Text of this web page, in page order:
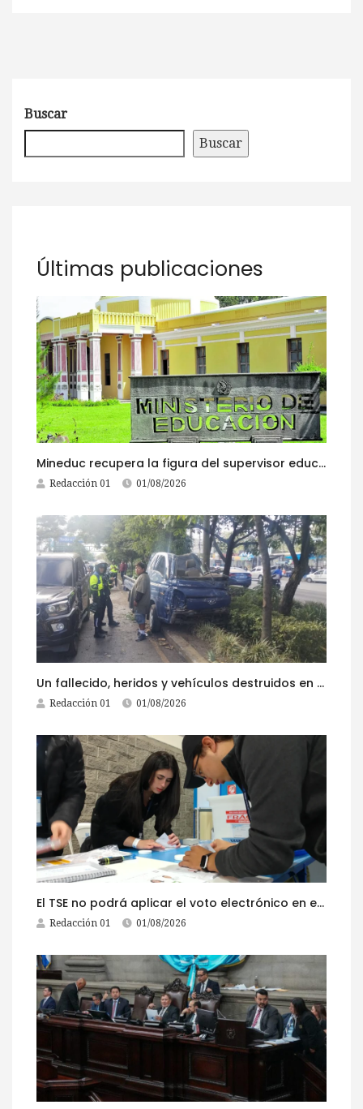
Buscar
Buscar
Últimas publicaciones
Mineduc recupera la figura del supervisor educativo con 968 plazas
Redacción 01 01/08/2026
Un fallecido, heridos y vehículos destruidos en accidentes registrados este 1 de agosto
Redacción 01 01/08/2026
El TSE no podrá aplicar el voto electrónico en el extranjero, pese a la reciente actualización de su reglamento
Redacción 01 01/08/2026